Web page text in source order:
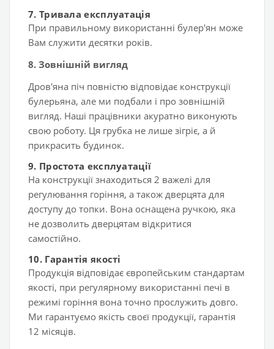
7. Тривала експлуатація
При правильному використанні булер'ян може
Вам служити десятки років.
8. Зовнішній вигляд
Дров'яна піч повністю відповідає конструкції
булерьяна, але ми подбали і про зовнішній
вигляд. Наші працівники акуратно виконують
свою роботу. Ця грубка не лише зігріє, а й
прикрасить будинок.
9. Простота експлуатації
На конструкції знаходиться 2 важелі для
регулювання горіння, а також дверцята для
доступу до топки. Вона оснащена ручкою, яка
не дозволить дверцятам відкритися
самостійно.
10. Гарантія якості
Продукція відповідає європейським стандартам
якості, при регулярному використанні печі в
режимі горіння вона точно прослужить довго.
Ми гарантуємо якість своєї продукції, гарантія
12 місяців.